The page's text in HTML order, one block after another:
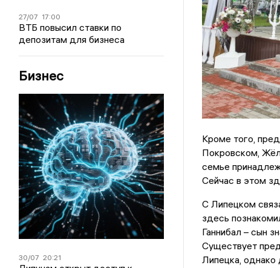
27/07 17:00
ВТБ повысил ставки по
депозитам для бизнеса
Бизнес
30/07 20:21
Кроме того,
Покровском,
семье
Сейчас в этом
С Липецком
здесь
Ганнибал – сын
Существует
Липецка, однако